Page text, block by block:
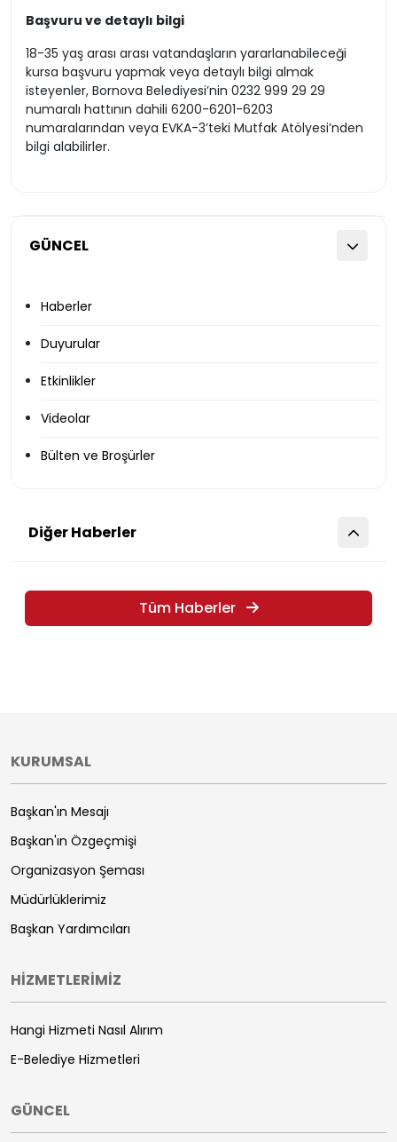
GÜNCEL
Haberler
Duyurular
Etkinlikler
Videolar
Bülten ve Broşürler
Başvuru ve detaylı bilgi
18-35 yaş arası arası vatandaşların yararlanabileceği
kursa başvuru yapmak veya detaylı bilgi almak
isteyenler, Bornova Belediyesi’nin 0232 999 29 29
numaralı hattının dahili 6200-6201-6203
numaralarından veya EVKA-3’teki Mutfak Atölyesi’nden
bilgi alabilirler.
Diğer Haberler
Tüm Haberler
KURUMSAL
Başkan'ın Mesajı
Başkan'ın Özgeçmişi
Organizasyon Şeması
Müdürlüklerimiz
Başkan Yardımcıları
HİZMETLERİMİZ
Hangi Hizmeti Nasıl Alırım
E-Belediye Hizmetleri
GÜNCEL